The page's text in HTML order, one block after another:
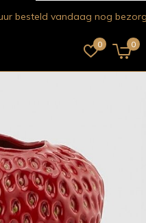
0 0
vandaag nog bezorgd!